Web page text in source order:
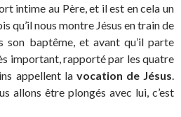
intime au Père, et il est en cela un
qu’il nous montre Jésus en train de
son baptême, et avant qu’il parte
important, rapporté par les quatre
appellent la vocation de Jésus.
allons être plongés avec lui, c’est